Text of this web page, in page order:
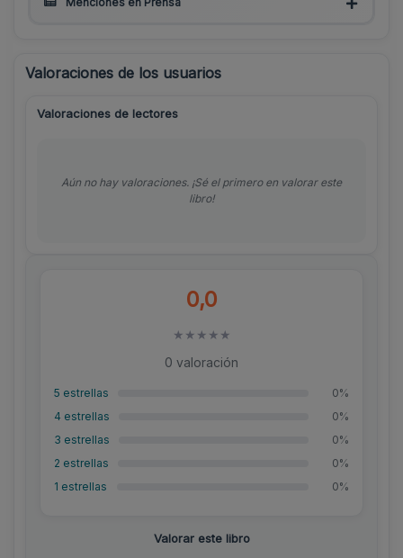
Valoraciones de los usuarios
0,0
★ ★ ★ ★ ★
0 valoración
5 estrellas
0%
4 estrellas
0%
3 estrellas
0%
2 estrellas
0%
1 estrellas
0%
Valorar este libro
Valoraciones de lectores
Aún no hay valoraciones. ¡Sé el primero en valorar este
libro!